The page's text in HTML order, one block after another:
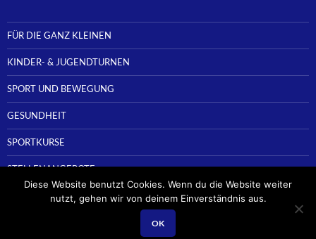
FÜR DIE GANZ KLEINEN
KINDER- & JUGENDTURNEN
SPORT UND BEWEGUNG
GESUNDHEIT
SPORTKURSE
STELLENANGEBOTE
Diese Website benutzt Cookies. Wenn du die Website weiter
nutzt, gehen wir von deinem Einverständnis aus.
OK